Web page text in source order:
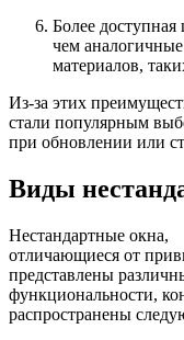
Более
чем
материалов,
Из-за этих
стали популярным
при обновлении или
Виды
Нестандартные окна,
отличающиеся от
представлены
функциональности,
распространены